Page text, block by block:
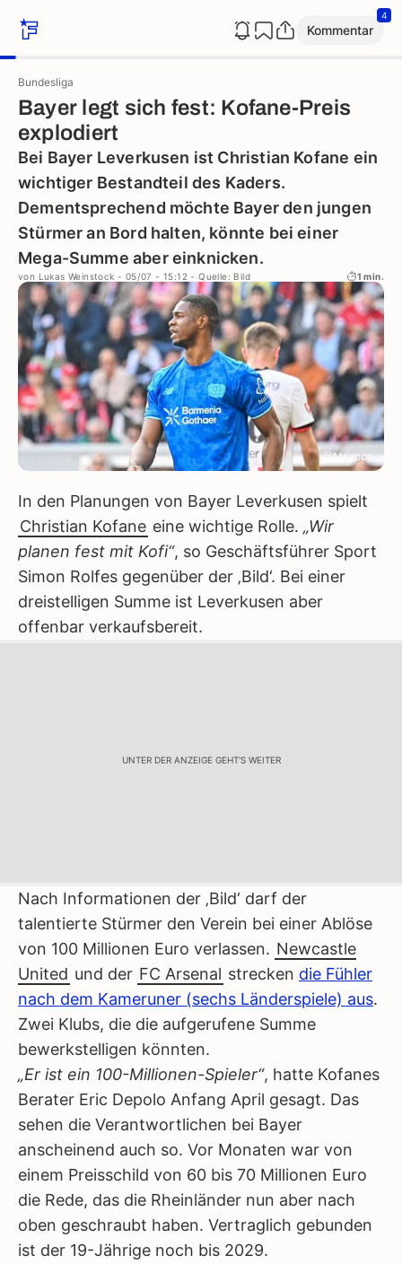
Kommentar
4
Bundesliga
Bayer legt sich fest: Kofane-Preis
explodiert
Bei Bayer Leverkusen ist Christian Kofane ein
wichtiger Bestandteil des Kaders.
Dementsprechend möchte Bayer den jungen
Stürmer an Bord halten, könnte bei einer
Mega-Summe aber einknicken.
von Lukas Weinstock - 05/07 - 15:12 - Quelle: Bild 1 min.
@Maxppp
In den Planungen von Bayer Leverkusen spielt
Christian Kofane eine wichtige Rolle. „Wir
planen fest mit Kofi“, so Geschäftsführer Sport
Simon Rolfes gegenüber der ‚Bild‘. Bei einer
dreistelligen Summe ist Leverkusen aber
offenbar verkaufsbereit.
UNTER DER ANZEIGE GEHT'S WEITER
Nach Informationen der ‚Bild‘ darf der
talentierte Stürmer den Verein bei einer Ablöse
von 100 Millionen Euro verlassen. Newcastle
United und der FC Arsenal strecken die Fühler
nach dem Kameruner (sechs Länderspiele) aus.
Zwei Klubs, die die aufgerufene Summe
bewerkstelligen könnten.
„Er ist ein 100-Millionen-Spieler“, hatte Kofanes
Berater Eric Depolo Anfang April gesagt. Das
sehen die Verantwortlichen bei Bayer
anscheinend auch so. Vor Monaten war von
einem Preisschild von 60 bis 70 Millionen Euro
die Rede, das die Rheinländer nun aber nach
oben geschraubt haben. Vertraglich gebunden
ist der 19-Jährige noch bis 2029.